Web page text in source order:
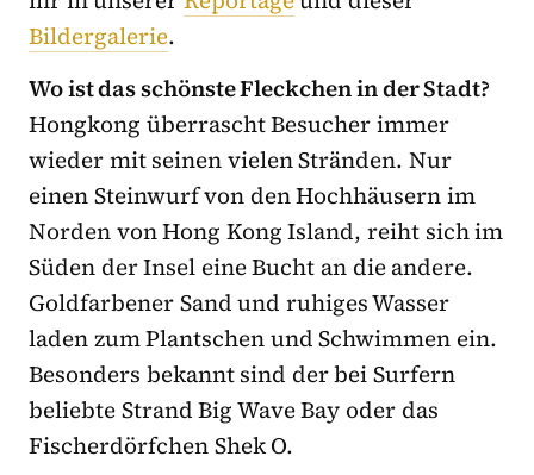
Bildergalerie.
Wo ist das schönste Fleckchen in der Stadt?
Hongkong überrascht Besucher immer
wieder mit seinen vielen Stränden. Nur
einen Steinwurf von den Hochhäusern im
Norden von Hong Kong Island, reiht sich im
Süden der Insel eine Bucht an die andere.
Goldfarbener Sand und ruhiges Wasser
laden zum Plantschen und Schwimmen ein.
Besonders bekannt sind der bei Surfern
beliebte Strand Big Wave Bay oder das
Fischerdörfchen Shek O.